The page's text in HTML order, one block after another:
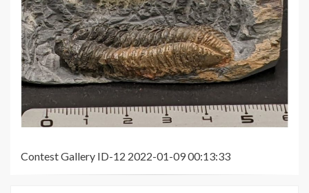
Contest Gallery ID-12 2022-01-09 00:13:33